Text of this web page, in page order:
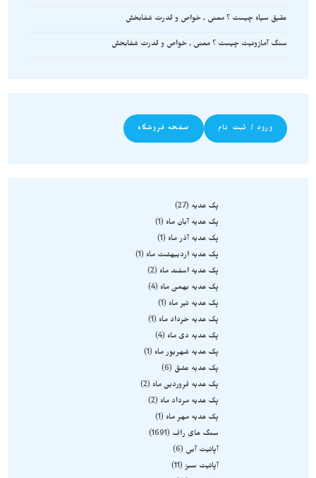
عقیق سیاه چیست ؟ معنی , خواص و قدرت شفابخش
سنگ آمازونیت چیست ؟ معنی , خواص و قدرت شفابخش
ورود / ثبت نام صفحه فروشگاه
پک هدیه
27
پک هدیه آبان ماه
1
پک هدیه آذر ماه
1
پک هدیه اردیبهشت ماه
1
پک هدیه اسفند ماه
2
پک هدیه بهمن ماه
4
پک هدیه تیر ماه
1
پک هدیه خرداد ماه
1
پک هدیه دی ماه
4
پک هدیه شهریور ماه
1
پک هدیه عشق
6
پک هدیه فروردین ماه
2
پک هدیه مرداد ماه
2
پک هدیه مهر ماه
1
سنگ های راف
1691
آپاتیت آبی
6
آپاتیت سبز 11